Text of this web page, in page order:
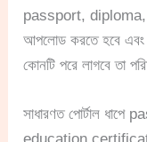
passport,
আপলোড করতে হবে
কোনটি পরে লাগবে তা
সাধারণত পোর্টাল